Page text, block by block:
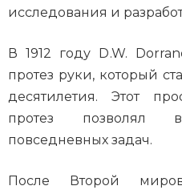
исследования и
В 1912 году D.W.
протез руки, который
десятилетия. Этот
протез позволял
повседневных задач.
После Второй